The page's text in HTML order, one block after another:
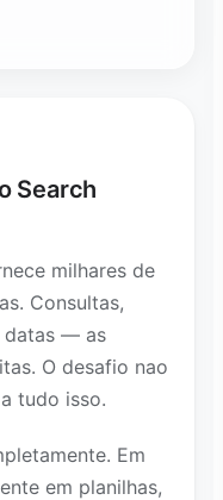
Search
milhares de
Consultas,
datas — as
O desafio nao
tudo isso.
Em
em planilhas,